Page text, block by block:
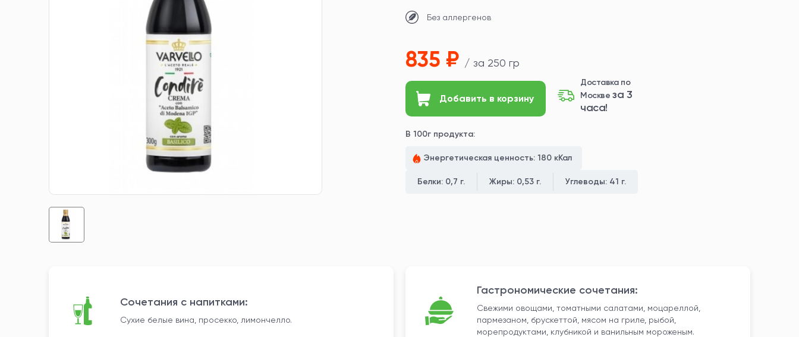
Без аллергенов
835 ₽ / за 250 гр
Добавить в корзину
Доставка по
Москвеза 3
часа!
В 100г продукта:
Энергетическая ценность: 180 кКал
Белки: 0,7 г. Жиры: 0,53 г. Углеводы: 41 г.
Сочетания с напитками:
Сухие белые вина, просекко, лимончелло.
Гастрономические сочетания:
Свежими овощами, томатными салатами, моцареллой,
пармезаном, брускеттой, мясом на гриле, рыбой,
морепродуктами, клубникой и ванильным мороженым.